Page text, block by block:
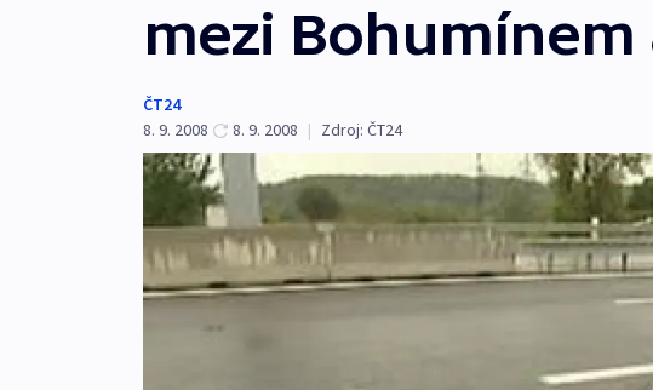
mezi Bohumínem
ČT24
8. 9. 2008
8. 9. 2008 | Zdroj: ČT24